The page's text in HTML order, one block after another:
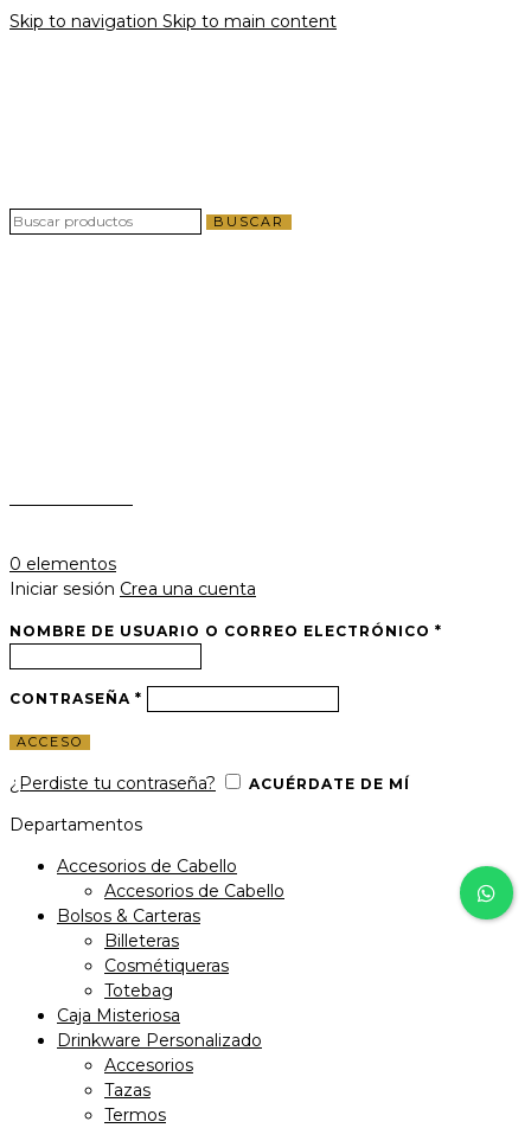
Skip to navigation Skip to main content
BUSCAR
0 elementos
Iniciar sesión Crea una cuenta
NOMBRE DE USUARIO O CORREO ELECTRÓNICO *
CONTRASEÑA *
ACCESO
¿Perdiste tu contraseña? ACUÉRDATE DE MÍ
Departamentos
Accesorios de Cabello
Accesorios de Cabello
Bolsos & Carteras
Billeteras
Cosmétiqueras
Totebag
Caja Misteriosa
Drinkware Personalizado
Accesorios
Tazas
Termos